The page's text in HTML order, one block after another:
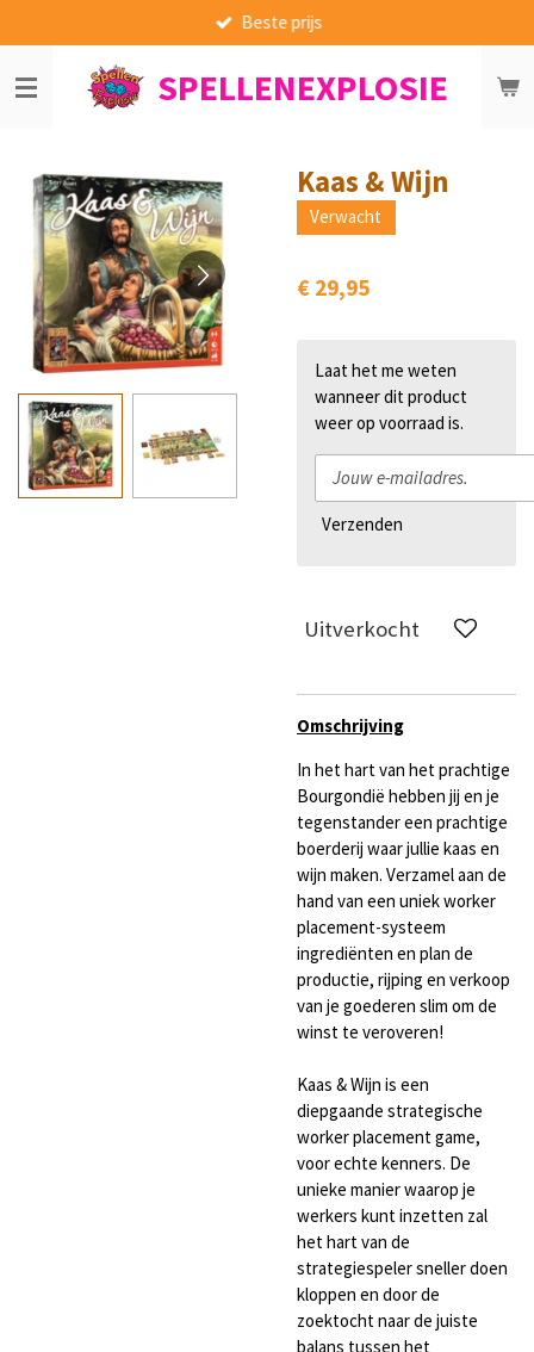
direct
naar
de
SPELLENEXPLOSIE
Beste prijs
Kaas & Wijn
Verwacht
€ 29,95
Laat het me weten
wanneer dit product
weer op voorraad is.
Verzenden
Uitverkocht
Omschrijving
In het hart van het prachtige
Bourgondië hebben jij en je
tegenstander een prachtige
boerderij waar jullie kaas en
wijn maken. Verzamel aan de
hand van een uniek worker
placement-systeem
ingrediënten en plan de
productie, rijping en verkoop
van je goederen slim om de
winst te veroveren!
Kaas & Wijn is een
diepgaande strategische
worker placement game,
voor echte kenners. De
unieke manier waarop je
werkers kunt inzetten zal
het hart van de
strategiespeler sneller doen
kloppen en door de
zoektocht naar de juiste
balans tussen het